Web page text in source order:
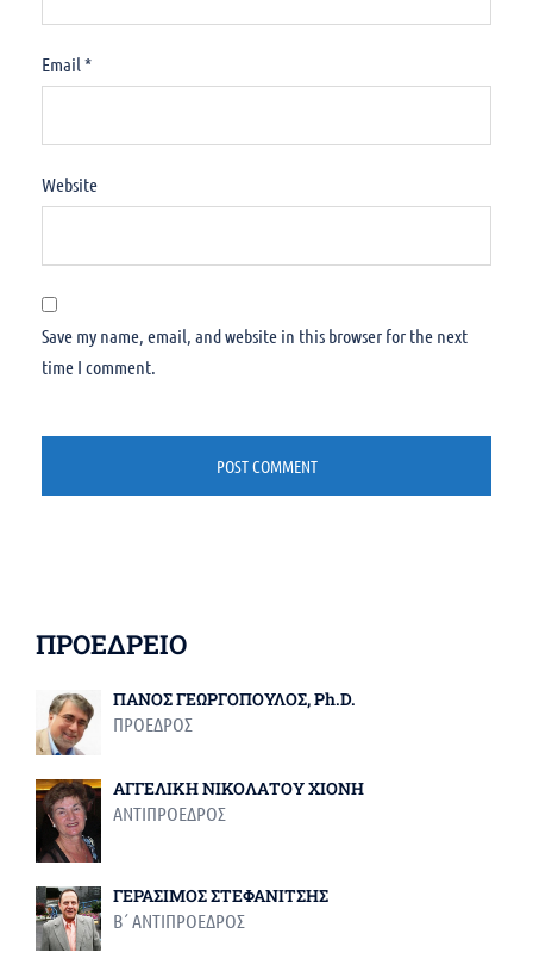
Email *
Website
Save my name, email, and website in this browser for the next
time I comment.
ΠΡΟΕΔΡΕΙΟ
ΠΑΝΟΣ ΓΕΩΡΓΟΠΟΥΛΟΣ, Ph.D.
ΠΡΟΕΔΡΟΣ
ΑΓΓΕΛΙΚΗ ΝΙΚΟΛΑΤΟΥ ΧΙΟΝΗ
ΑΝΤΙΠΡΟΕΔΡΟΣ
ΓΕΡΑΣΙΜΟΣ ΣΤΕΦΑΝΙΤΣΗΣ
Β΄ ΑΝΤΙΠΡΟΕΔΡΟΣ